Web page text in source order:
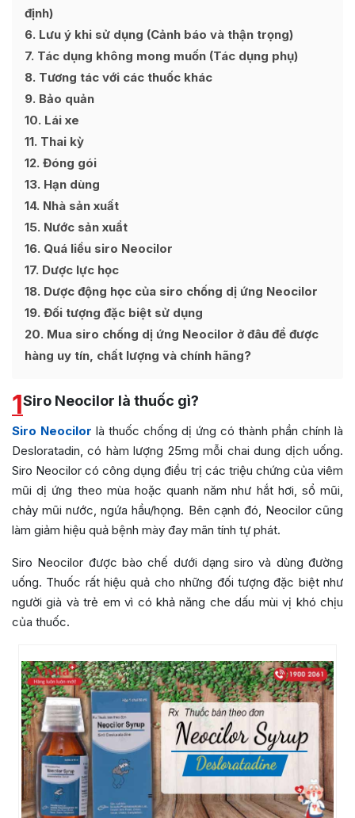
định)
6 Lưu ý khi sử dụng (Cảnh báo và thận trọng)
7 Tác dụng không mong muốn (Tác dụng phụ)
8 Tương tác với các thuốc khác
9 Bảo quản
10 Lái xe
11 Thai kỳ
12 Đóng gói
13 Hạn dùng
14 Nhà sản xuất
15 Nước sản xuẩt
16 Quá liều siro Neocilor
17 Dược lực học
18 Dược động học của siro chống dị ứng Neocilor
19 Đối tượng đặc biệt sử dụng
20 Mua siro chống dị ứng Neocilor ở đâu để được
hàng uy tín, chất lượng và chính hãng?
1Siro Neocilor là thuốc gì?
Siro Neocilor là thuốc chống dị ứng có thành phần chính là
Desloratadin, có hàm lượng 25mg mỗi chai dung dịch uống.
Siro Neocilor có công dụng điều trị các triệu chứng của viêm
mũi dị ứng theo mùa hoặc quanh năm như hắt hơi, sổ mũi,
chảy mũi nước, ngứa hầu/họng. Bên cạnh đó, Neocilor cũng
làm giảm hiệu quả bệnh mày đay mãn tính tự phát.
Siro Neocilor được bào chế dưới dạng siro và dùng đường
uống. Thuốc rất hiệu quả cho những đối tượng đặc biệt như
người già và trẻ em vì có khả năng che dấu mùi vị khó chịu
của thuốc.